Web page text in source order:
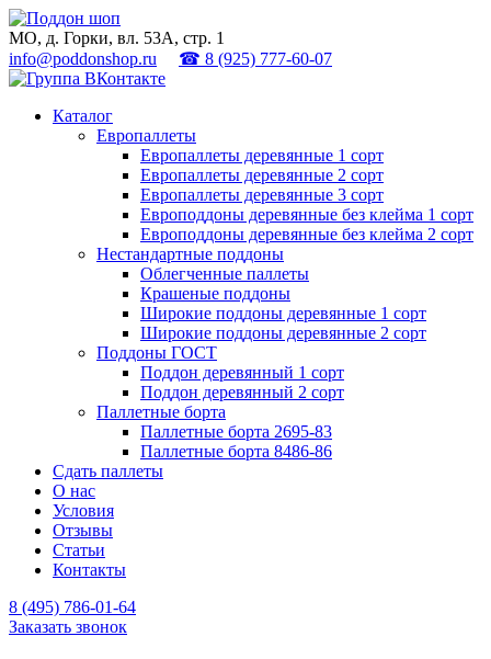
МО, д. Горки, вл. 53А, стр. 1
info@poddonshop.ru
☎ 8 (925) 777-60-07
Каталог
Европаллеты
Европаллеты деревянные 1 сорт
Европаллеты деревянные 2 сорт
Европаллеты деревянные 3 сорт
Европоддоны деревянные без клейма 1 сорт
Европоддоны деревянные без клейма 2 сорт
Нестандартные поддоны
Облегченные паллеты
Крашеные поддоны
Широкие поддоны деревянные 1 сорт
Широкие поддоны деревянные 2 сорт
Поддоны ГОСТ
Поддон деревянный 1 сорт
Поддон деревянный 2 сорт
Паллетные борта
Паллетные борта 2695-83
Паллетные борта 8486-86
Сдать паллеты
О нас
Условия
Отзывы
Статьи
Контакты
8 (495) 786-01-64
Заказать звонок